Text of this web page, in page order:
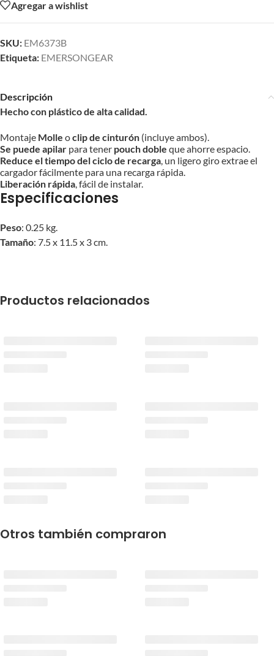
Agregar a wishlist
SKU: EM6373B
Etiqueta: EMERSONGEAR
Descripción
Hecho con plástico de alta calidad.
Montaje Molle oclip de cinturón (incluye ambos).
Se puede apilar para tener pouch doble que ahorre espacio.
Reduce el tiempo del ciclo de recarga, un ligero giro extrae el
cargador fácilmente para una recarga rápida.
Liberación rápida, fácil de instalar.
Especificaciones
Peso: 0.25 kg.
Tamaño: 7.5 x 11.5 x 3 cm.
Productos relacionados
Otros también compraron